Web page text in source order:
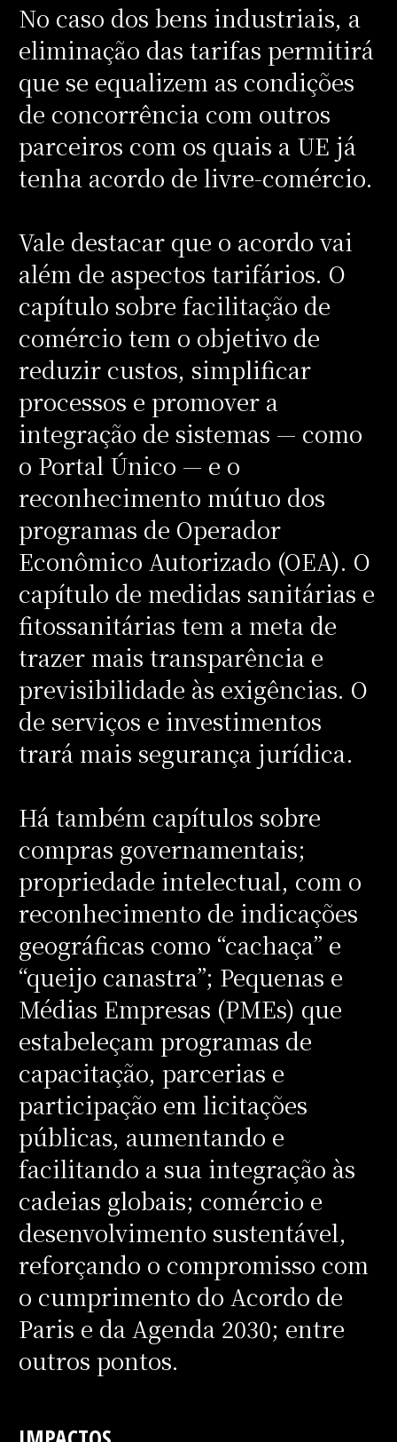
No caso dos bens industriais, a
eliminação das tarifas permitirá
que se equalizem as condições
de concorrência com outros
parceiros com os quais a UE já
tenha acordo de livre-comércio.
Vale destacar que o acordo vai
além de aspectos tarifários. O
capítulo sobre facilitação de
comércio tem o objetivo de
reduzir custos, simplificar
processos e promover a
integração de sistemas — como
o Portal Único — e o
reconhecimento mútuo dos
programas de Operador
Econômico Autorizado (OEA). O
capítulo de medidas sanitárias e
fitossanitárias tem a meta de
trazer mais transparência e
previsibilidade às exigências. O
de serviços e investimentos
trará mais segurança jurídica.
Há também capítulos sobre
compras governamentais;
propriedade intelectual, com o
reconhecimento de indicações
geográficas como “cachaça” e
“queijo canastra”; Pequenas e
Médias Empresas (PMEs) que
estabeleçam programas de
capacitação, parcerias e
participação em licitações
públicas, aumentando e
facilitando a sua integração às
cadeias globais; comércio e
desenvolvimento sustentável,
reforçando o compromisso com
o cumprimento do Acordo de
Paris e da Agenda 2030; entre
outros pontos.